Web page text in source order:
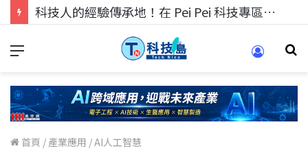
科技人的經驗傳承地！在 Pei Pei 科技專區，與學弟妹交流最硬核的技術
首頁 / 產業應用 /AI人工智慧